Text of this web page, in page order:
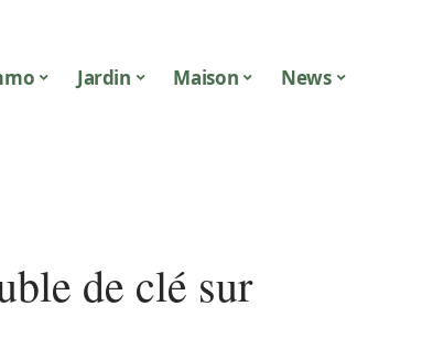
Jardin Maison News
de clé sur